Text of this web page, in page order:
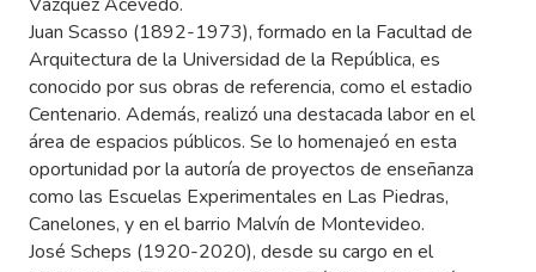
Juan Scasso (1892-1973), formado en la Facultad de
Arquitectura de la Universidad de la República, es
conocido por sus obras de referencia, como el estadio
Centenario. Además, realizó una destacada labor en el
área de espacios públicos. Se lo homenajeó en esta
oportunidad por la autoría de proyectos de enseñanza
como las Escuelas Experimentales en Las Piedras,
Canelones, y en el barrio Malvín de Montevideo.
José Scheps (1920-2020), desde su cargo en el